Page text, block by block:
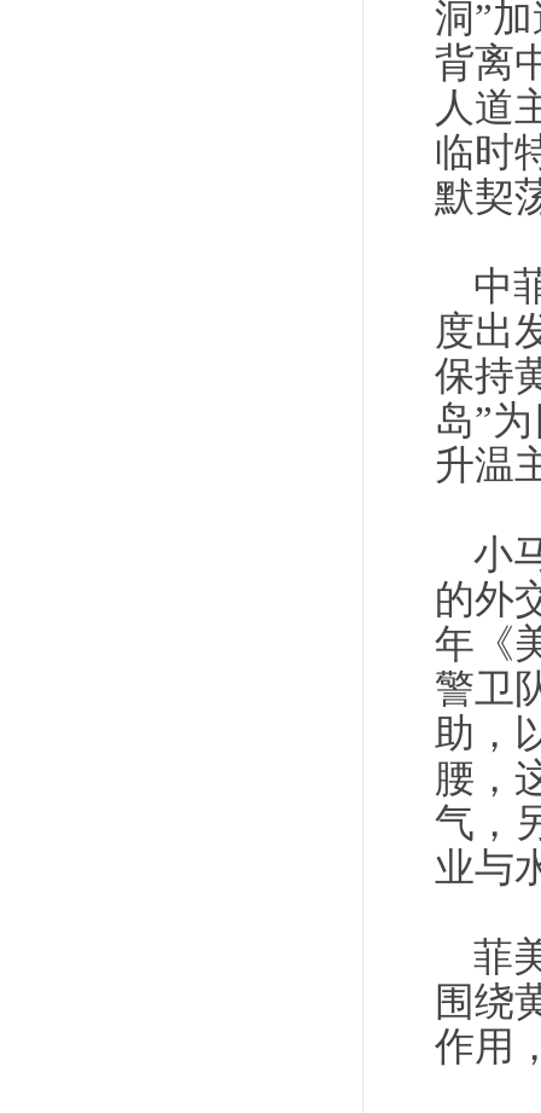
洞”
背离
人道
临时
默契
中
度出
保持
岛”
升温
小
的外
年《
警卫
助，
腰，
气，
业与
菲
围绕
作用